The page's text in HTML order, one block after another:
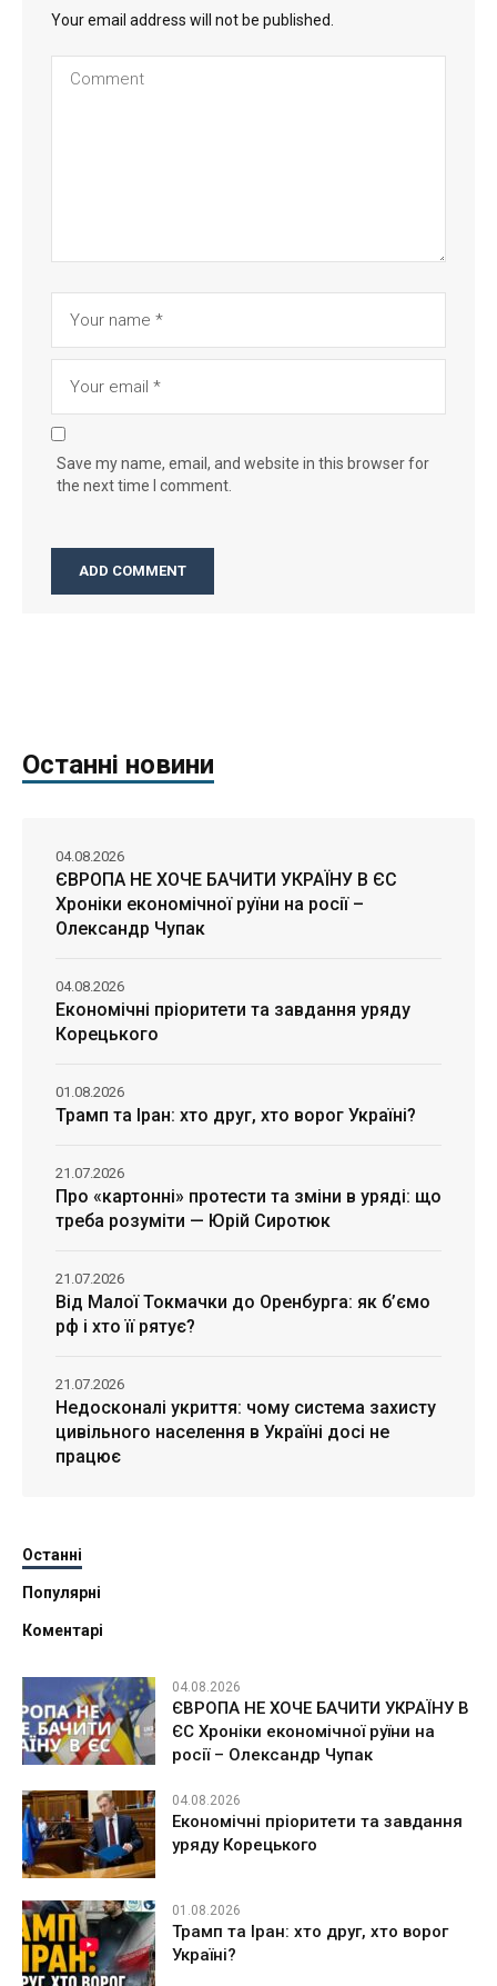
Your email address will not be published.
Save my name, email, and website in this browser for
the next time I comment.
Останні новини
ЄВРОПА НЕ ХОЧЕ БАЧИТИ УКРАЇНУ В ЄС
Хроніки економічної руїни на росії –
Олександр Чупак
04.08.2026
Економічні пріоритети та завдання уряду
Корецького
04.08.2026
Трамп та Іран: хто друг, хто ворог Україні?
01.08.2026
Про «картонні» протести та зміни в уряді: що
треба розуміти — Юрій Сиротюк
21.07.2026
Від Малої Токмачки до Оренбурга: як б’ємо
рф і хто її рятує?
21.07.2026
Недосконалі укриття: чому система захисту
цивільного населення в Україні досі не
працює
21.07.2026
Останні
Популярні
Коментарі
04.08.2026
ЄВРОПА НЕ ХОЧЕ БАЧИТИ УКРАЇНУ В
ЄС Хроніки економічної руїни на
росії – Олександр Чупак
04.08.2026
Економічні пріоритети та завдання
уряду Корецького
01.08.2026
Трамп та Іран: хто друг, хто ворог
Україні?